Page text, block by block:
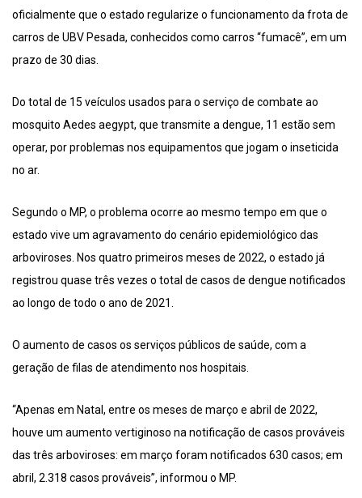
oficialmente que o estado regularize o funcionamento da frota de
carros de UBV Pesada, conhecidos como carros “fumacê”, em um
prazo de 30 dias.
Do total de 15 veículos usados para o serviço de combate ao
mosquito Aedes aegypt, que transmite a dengue, 11 estão sem
operar, por problemas nos equipamentos que jogam o inseticida
no ar.
Segundo o MP, o problema ocorre ao mesmo tempo em que o
estado vive um agravamento do cenário epidemiológico das
arboviroses. Nos quatro primeiros meses de 2022, o estado já
registrou quase três vezes o total de casos de dengue notificados
ao longo de todo o ano de 2021.
O aumento de casos os serviços públicos de saúde, com a
geração de filas de atendimento nos hospitais.
“Apenas em Natal, entre os meses de março e abril de 2022,
houve um aumento vertiginoso na notificação de casos prováveis
das três arboviroses: em março foram notificados 630 casos; em
abril, 2.318 casos prováveis”, informou o MP.